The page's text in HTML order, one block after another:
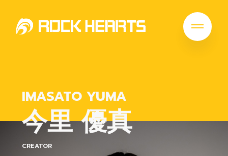
IMASATO YUMA
今里 優真
CREATOR